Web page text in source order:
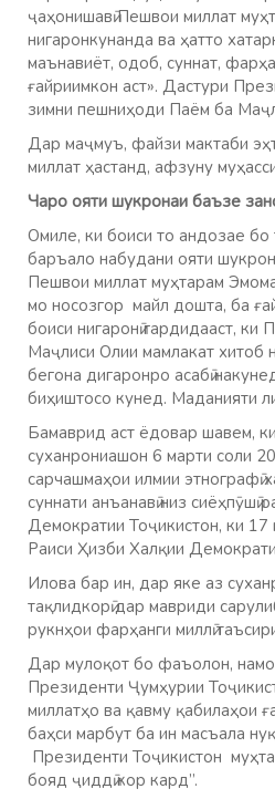
ҷаҳонишавӣ Пешвои миллат
нигаронкунанда ва ҳатто
маънавиёт, одоб, суннат,
ғайриимкон аст». Дастури
зимни пешниҳоди Паём ба
Дар маҷмуъ, файзи мактаби
миллат ҳастанд, афзуну
Чаро ояти шукронаи баъзе
Омиле, ки боиси то андозае
баръало набудани ояти
Пешвои миллат муҳтарам
мо носозгор майл дошта, ба
боиси нигаронӣ гардидааст,
Маҷлиси Олии мамлакат хитоб
бегона дигаронро асабӣ
биҳиштосо кунед. Маданияти
Бамаврид аст ёдовар шавем,
суханрониашон 6 марти соли
сарчашмаҳои илмии
суннати анъанавӣ низ
Демократии Тоҷикистон, ки
Раиси Ҳизби Халқии
Илова бар ин, дар яке аз
тақлидкорӣ дар мавриди
рукнҳои фарҳанги миллӣ
Дар мулоқот бо фаъолон,
Президенти Ҷумҳурии
миллатҳо ва қавму қабилаҳои
баҳси марбут ба ин масъала
Президенти Тоҷикистон
бояд ҷиддӣ кор кард”.